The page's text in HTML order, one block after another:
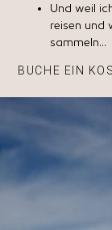
Und weil
reisen und
sammeln…
BUCHE EIN